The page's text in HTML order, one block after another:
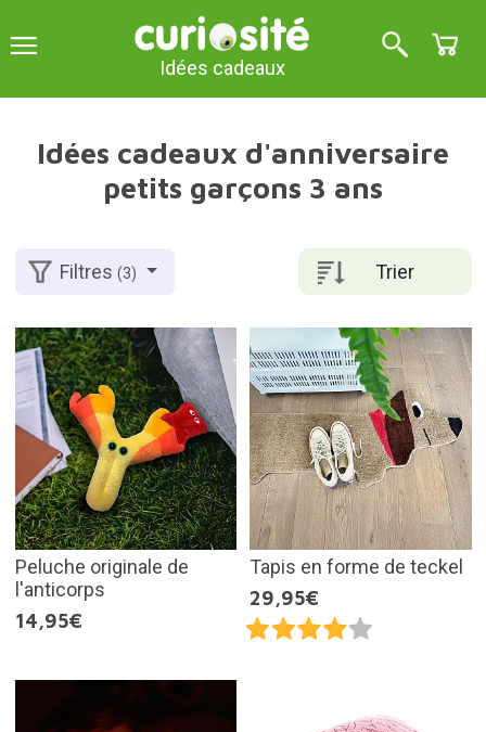
Idées cadeaux
Idées cadeaux d'anniversaire
petits garçons 3 ans
Trier
Filtres(3)
Peluche originale de
l'anticorps
14,95€
Tapis en forme de teckel
29,95€